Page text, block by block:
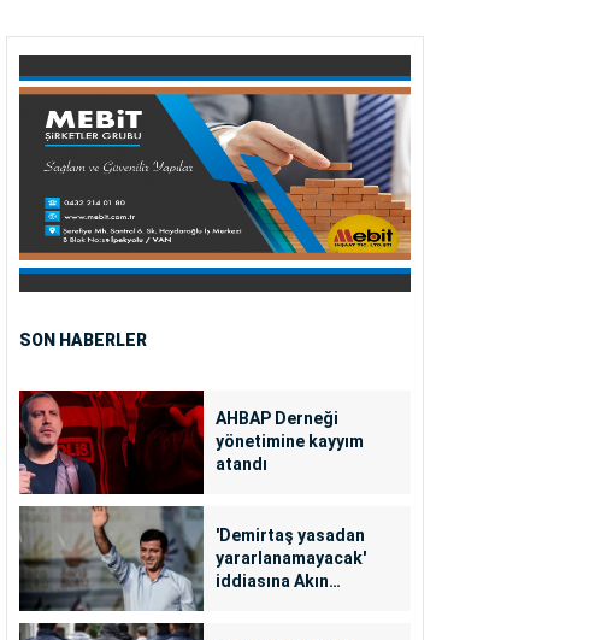
SON HABERLER
AHBAP Derneği
yönetimine kayyım
atandı
'Demirtaş yasadan
yararlanamayacak'
iddiasına Akın